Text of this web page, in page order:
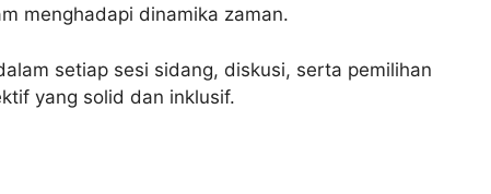
menghadapi dinamika zaman.
setiap sesi sidang, diskusi, serta pemilihan
yang solid dan inklusif.